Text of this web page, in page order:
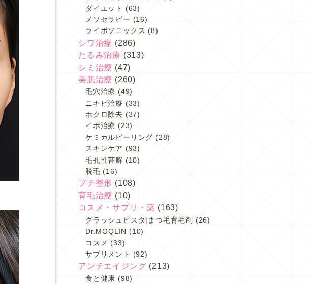
ダイエット (63)
メソセラピー (16)
ライポソニックス (8)
シワ治療 (286)
たるみ治療 (313)
シミ治療 (47)
美肌治療 (260)
毛穴治療 (49)
ニキビ治療 (33)
ホクロ除去 (37)
イボ治療 (23)
ケミカルピーリング (28)
スキンケア (93)
毛孔性苔癬 (10)
脱毛 (16)
プチ整形 (108)
育毛治療 (10)
コスメ・サプリ・薬 (163)
グラッシュビスタ|まつ毛育毛剤
(26)
Dr.MOQLIN (10)
コスメ (33)
サプリメント
(92)
アンチエイジング (213)
食と健康 (98)